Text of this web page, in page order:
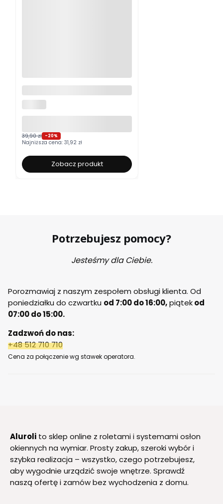
Moskitiera okienna na wymiar
39,90 zł -20%
Najniższa cena: 31,92 zł
Zobacz produkt
Potrzebujesz pomocy?
Jesteśmy dla Ciebie.
Porozmawiaj z naszym zespołem obsługi klienta. Od
poniedziałku do czwartku od 7:00 do 16:00,piątekod
07:00 do 15:00.
Zadzwoń do nas:
+48 512 710 710
Cena za połączenie wg stawek operatora.
Aluroli to sklep online z roletami i systemami osłon
okiennych na wymiar. Prosty zakup, szeroki wybór i
szybka realizacja – wszystko, czego potrzebujesz,
aby wygodnie urządzić swoje wnętrze. Sprawdź
naszą ofertę i zamów bez wychodzenia z domu.